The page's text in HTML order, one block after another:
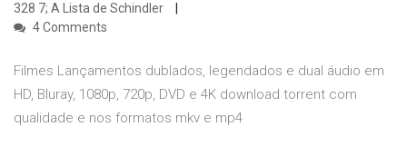
328 7; A Lista de Schindler
4 Comments
Filmes Lançamentos dublados, legendados e dual áudio em
HD, Bluray, 1080p, 720p, DVD e 4K download torrent com
qualidade e nos formatos mkv e mp4